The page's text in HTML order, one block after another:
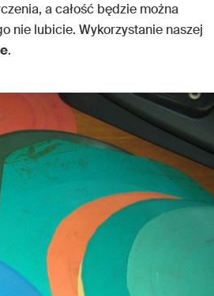
a całość będzie można
nie lubicie. Wykorzystanie naszej
.